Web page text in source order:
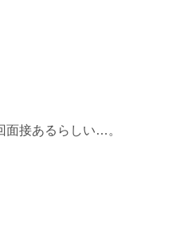
面接あるらしい…。